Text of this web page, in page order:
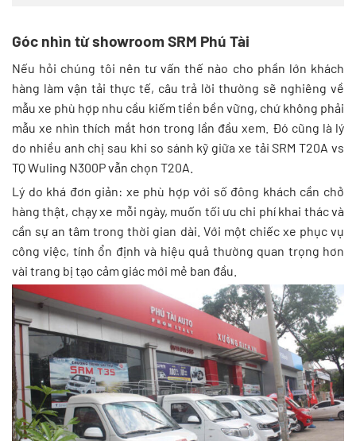
Góc nhìn từ showroom SRM Phú Tài
Nếu hỏi chúng tôi nên tư vấn thế nào cho phần lớn khách
hàng làm vận tải thực tế, câu trả lời thường sẽ nghiêng về
mẫu xe phù hợp nhu cầu kiếm tiền bền vững, chứ không phải
mẫu xe nhìn thích mắt hơn trong lần đầu xem. Đó cũng là lý
do nhiều anh chị sau khi so sánh kỹ giữa xe tải SRM T20A vs
TQ Wuling N300P vẫn chọn T20A.
Lý do khá đơn giản: xe phù hợp với số đông khách cần chở
hàng thật, chạy xe mỗi ngày, muốn tối ưu chi phí khai thác và
cần sự an tâm trong thời gian dài. Với một chiếc xe phục vụ
công việc, tính ổn định và hiệu quả thường quan trọng hơn
vài trang bị tạo cảm giác mới mẻ ban đầu.